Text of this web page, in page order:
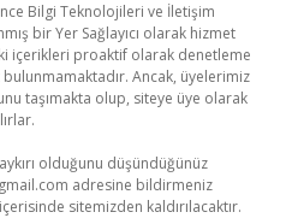
Bilgi Teknolojileri ve İletişim
bir Yer Sağlayıcı olarak hizmet
içerikleri proaktif olarak denetleme
Ancak, üyelerimiz
taşımakta olup, siteye üye olarak
olduğunu düşündüğünüz
adresine bildirmeniz
sitemizden kaldırılacaktır.